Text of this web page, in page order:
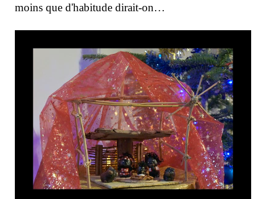
moins que d'habitude dirait-on…